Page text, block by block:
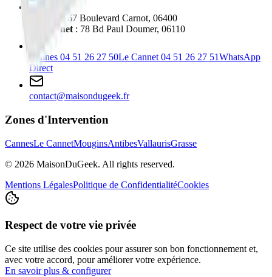
: 67 Boulevard Carnot, 06400
Le Cannet : 78 Bd Paul Doumer, 06110
Cannes 04 51 26 27 50Le Cannet 04 51 26 27 51WhatsApp
Direct
contact@maisondugeek.fr
Zones d'Intervention
CannesLe CannetMouginsAntibesVallaurisGrasse
© 2026 MaisonDuGeek. All rights reserved.
Mentions LégalesPolitique de ConfidentialitéCookies
Respect de votre vie privée
Ce site utilise des cookies pour assurer son bon fonctionnement et,
avec votre accord, pour améliorer votre expérience.
En savoir plus & configurer